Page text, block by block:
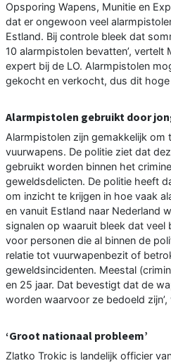
Opsporing Wapens, Munitie en
dat er ongewoon veel
Estland. Bij controle bleek dat
10 alarmpistolen bevatten’, vertelt
expert bij de LO. Alarmpistolen
gekocht en verkocht, dus dit
Alarmpistolen gebruikt door
Alarmpistolen zijn gemakkelijk om
vuurwapens. De politie ziet dat
gebruikt worden binnen het
geweldsdelicten. De politie heeft
om inzicht te krijgen in hoe vaak
en vanuit Estland naar Nederland
signalen op waaruit bleek dat
voor personen die al binnen de
relatie tot vuurwapenbezit of
geweldsincidenten. Meestal
en 25 jaar. Dat bevestigt dat de
worden waarvoor ze bedoeld zijn’,
‘Groot nationaal probleem’
Zlatko Trokic is landelijk officier